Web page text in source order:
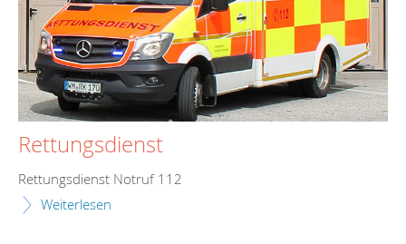
Rettungsdienst
Rettungsdienst Notruf 112
Weiterlesen